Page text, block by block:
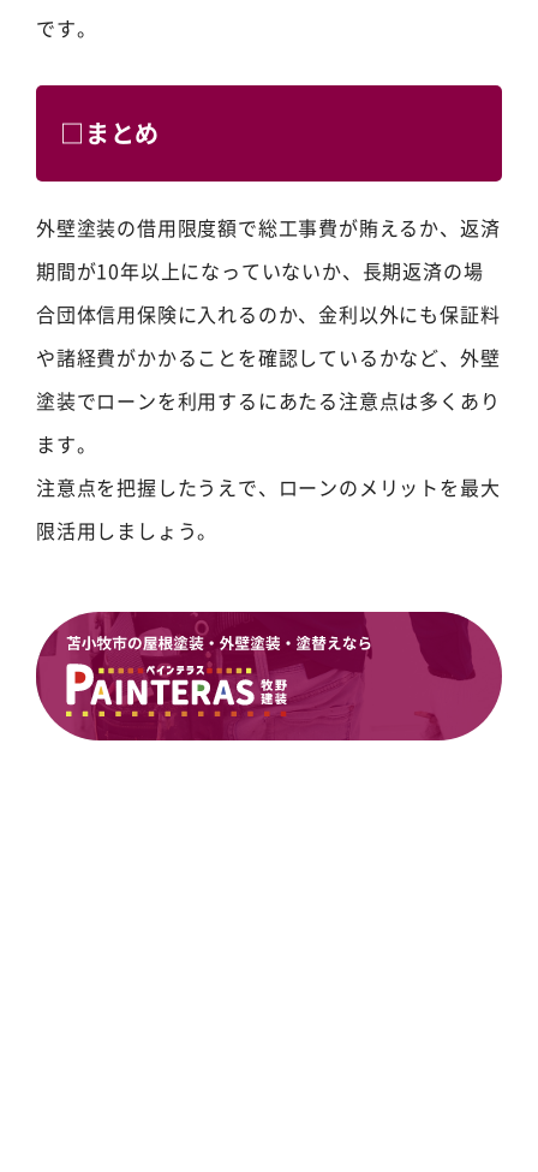
です。
□まとめ
外壁塗装の借用限度額で総工事費が賄えるか、返済
期間が10年以上になっていないか、長期返済の場
合団体信用保険に入れるのか、金利以外にも保証料
や諸経費がかかることを確認しているかなど、外壁
塗装でローンを利用するにあたる注意点は多くあり
ます。
注意点を把握したうえで、ローンのメリットを最大
限活用しましょう。